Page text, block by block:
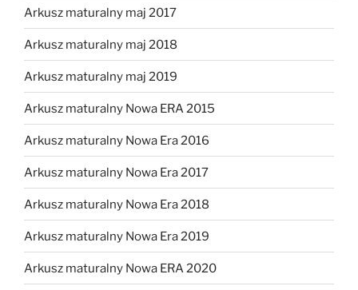
Arkusz maturalny maj 2017
Arkusz maturalny maj 2018
Arkusz maturalny maj 2019
Arkusz maturalny Nowa ERA 2015
Arkusz maturalny Nowa Era 2016
Arkusz maturalny Nowa Era 2017
Arkusz maturalny Nowa Era 2018
Arkusz maturalny Nowa Era 2019
Arkusz maturalny Nowa ERA 2020